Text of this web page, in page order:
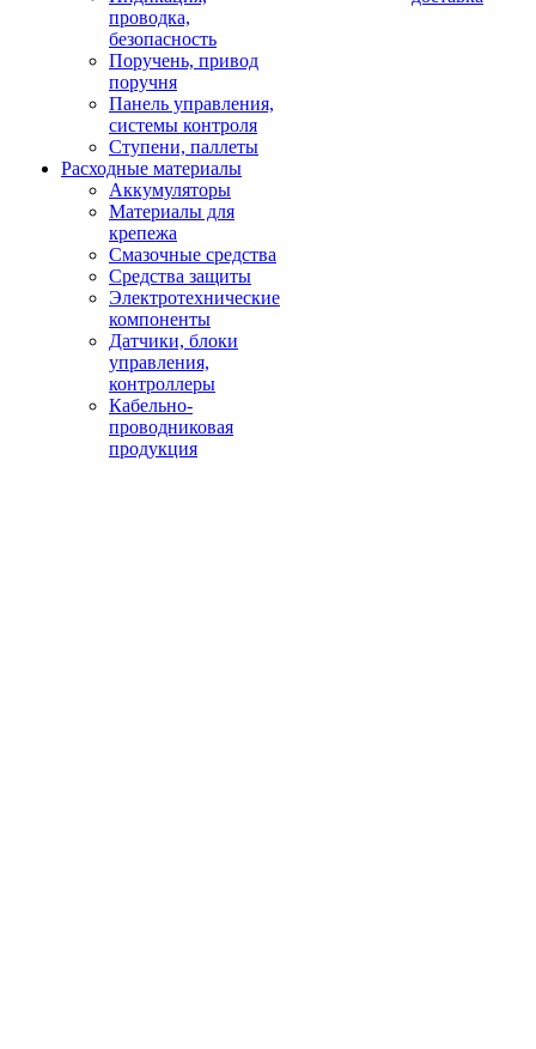
проводка,
безопасность
Поручень, привод
поручня
Панель управления,
системы контроля
Ступени, паллеты
Расходные материалы
Аккумуляторы
Материалы для
крепежа
Смазочные средства
Средства защиты
Электротехнические
компоненты
Датчики, блоки
управления,
контроллеры
Кабельно-
проводниковая
продукция